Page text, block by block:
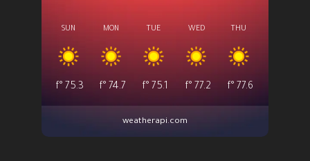
SUN
75.3
°f
MON
74.7
°f
TUE
75.1
°f
WED
77.2
°f
THU
77.6
°f
weatherapi.com